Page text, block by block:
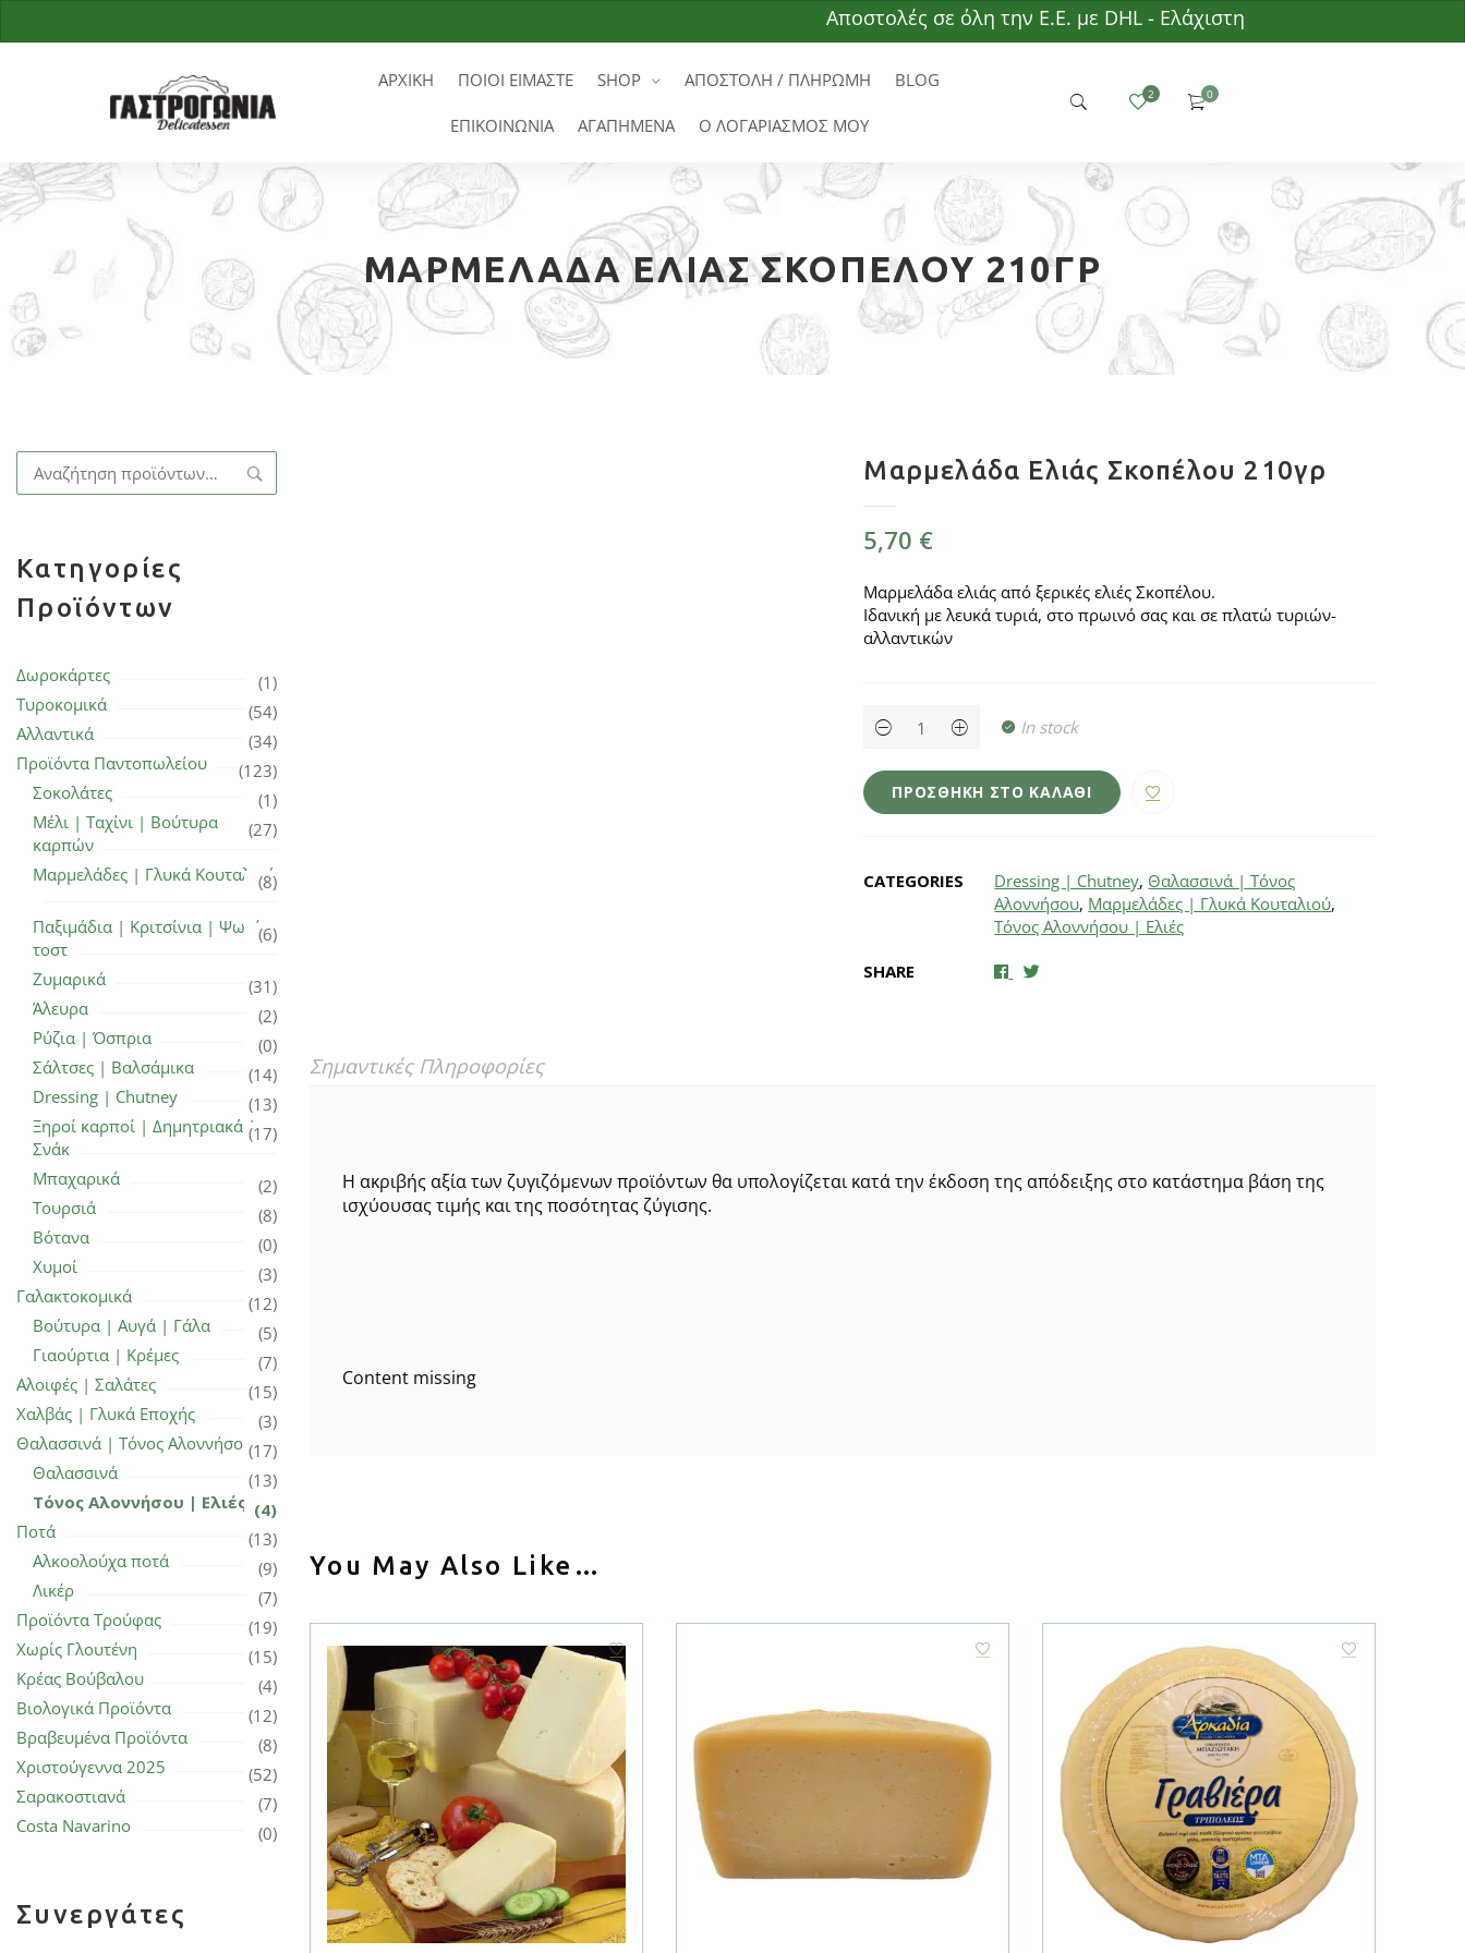
Αποστολές σε όλη την Ε.Ε. με DHL - Ελάχιστη παραγγελία 50€ - Δωρεάν
ΑΡΧΙΚΗ ΠΟΙΟΙ ΕΙΜΑΣΤΕ SHOP ΑΠΟΣΤΟΛΗ / ΠΛΗΡΩΜΗ BLOG
ΕΠΙΚΟΙΝΩΝΙΑ ΑΓΑΠΗΜΕΝΑ Ο ΛΟΓΑΡΙΑΣΜΟΣ ΜΟΥ
ΜΑΡΜΕΛΆΔΑ ΕΛΙΆΣ ΣΚΟΠΈΛΟΥ 210ΓΡ
Αναζήτηση
για:
Κατηγορίες
Προϊόντων
Δωροκάρτες
(1)
Τυροκομικά
(54)
Αλλαντικά
(34)
Προϊόντα Παντοπωλείου
(123)
Σοκολάτες
(1)
Μέλι | Ταχίνι | Βούτυρα
καρπών
(27)
Μαρμελάδες | Γλυκά Κουταλιού
(8)
Παξιμάδια | Κριτσίνια | Ψωμί
τοστ
(6)
Ζυμαρικά
(31)
Άλευρα
(2)
Ρύζια | Όσπρια
(0)
Σάλτσες | Βαλσάμικα
(14)
Dressing | Chutney
(13)
Ξηροί καρποί | Δημητριακά |
Σνάκ
(17)
Μπαχαρικά
(2)
Τουρσιά
(8)
Βότανα
(0)
Χυμοί
(3)
Γαλακτοκομικά
(12)
Βούτυρα | Αυγά | Γάλα
(5)
Γιαούρτια | Κρέμες
(7)
Αλοιφές | Σαλάτες
(15)
Χαλβάς | Γλυκά Εποχής
(3)
Θαλασσινά | Τόνος Αλοννήσου(17)
Θαλασσινά
(13)
Τόνος Αλοννήσου | Ελιές (4)
Ποτά
(13)
Αλκοολούχα ποτά
(9)
Λικέρ
(7)
Προϊόντα Τρούφας
(19)
Χωρίς Γλουτένη
(15)
Κρέας Βούβαλου
(4)
Βιολογικά Προϊόντα
(12)
Βραβευμένα Προϊόντα
(8)
Χριστούγεννα 2025
(52)
Σαρακοστιανά
(7)
Costa Navarino
(0)
Συνεργάτες
Μαρμελάδα Ελιάς Σκοπέλου 210γρ
5,70 €
Μαρμελάδα ελιάς από ξερικές ελιές Σκοπέλου.
Ιδανική με λευκά τυριά, στο πρωινό σας και σε πλατώ τυριών-
αλλαντικών
Μαρμελάδα
Ελιάς
210γρ
quantity
In stock
ΠΡΟΣΘΉΚΗ ΣΤΟ ΚΑΛΆΘΙ
CATEGORIES Dressing | Chutney, Θαλασσινά | Τόνος
Αλοννήσου, Μαρμελάδες | Γλυκά Κουταλιού,
Τόνος Αλοννήσου | Ελιές
SHARE
Σημαντικές Πληροφορίες
Η ακριβής αξία των ζυγιζόμενων προϊόντων θα υπολογίζεται κατά την έκδοση της απόδειξης στο κατάστημα βάση της
ισχύουσας τιμής και της ποσότητας ζύγισης.
Content missing
You May Also Like…